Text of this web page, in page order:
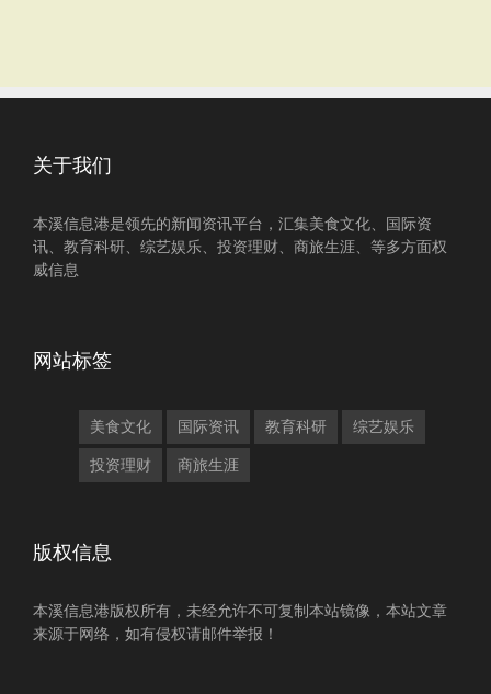
关于我们
本溪信息港是领先的新闻资讯平台，汇集美食文化、国际资
讯、教育科研、综艺娱乐、投资理财、商旅生涯、等多方面权
威信息
网站标签
美食文化 国际资讯 教育科研 综艺娱乐
投资理财 商旅生涯
版权信息
本溪信息港版权所有，未经允许不可复制本站镜像，本站文章
来源于网络，如有侵权请邮件举报！